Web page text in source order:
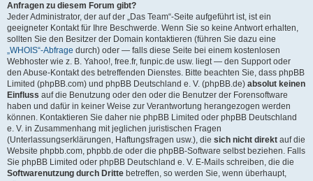
Anfragen zu diesem Forum gibt?
Jeder Administrator, der auf der „Das Team“-Seite aufgeführt ist, ist ein
geeigneter Kontakt für Ihre Beschwerde. Wenn Sie so keine Antwort erhalten,
sollten Sie den Besitzer der Domain kontaktieren (führen Sie dazu eine
„WHOIS“-Abfrage durch) oder — falls diese Seite bei einem kostenlosen
Webhoster wie z. B. Yahoo!, free.fr, funpic.de usw. liegt — den Support oder
den Abuse-Kontakt des betreffenden Dienstes. Bitte beachten Sie, dass phpBB
Limited (phpBB.com) und phpBB Deutschland e. V. (phpBB.de) absolut keinen
Einfluss auf die Benutzung oder den oder die Benutzer der Forensoftware
haben und dafür in keiner Weise zur Verantwortung herangezogen werden
können. Kontaktieren Sie daher nie phpBB Limited oder phpBB Deutschland
e. V. in Zusammenhang mit jeglichen juristischen Fragen
(Unterlassungserklärungen, Haftungsfragen usw.), die sich nicht direkt auf die
Website phpbb.com, phpbb.de oder die phpBB-Software selbst beziehen. Falls
Sie phpBB Limited oder phpBB Deutschland e. V. E-Mails schreiben, die die
Softwarenutzung durch Dritte betreffen, so werden Sie, wenn überhaupt,